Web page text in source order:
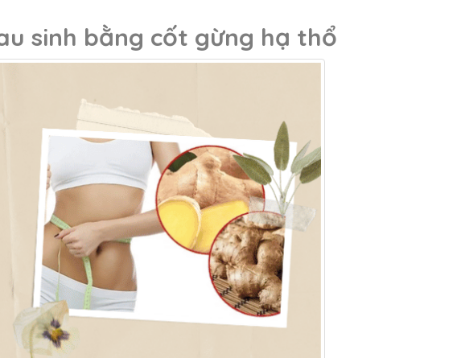
sinh bằng cốt gừng hạ thổ